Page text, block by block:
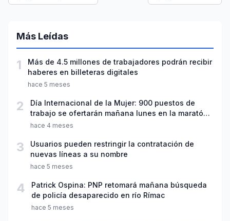
Más Leídas
1
Más de 4.5 millones de trabajadores podrán recibir
haberes en billeteras digitales
hace 5 meses
2
Día Internacional de la Mujer: 900 puestos de
trabajo se ofertarán mañana lunes en la maratón
“Emplea Mujer”
hace 4 meses
3
Usuarios pueden restringir la contratación de
nuevas líneas a su nombre
hace 5 meses
4
Patrick Ospina: PNP retomará mañana búsqueda
de policía desaparecido en río Rímac
hace 5 meses